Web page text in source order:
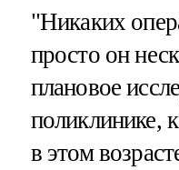
"Никаких
просто он
плановое
поликлинике,
в этом